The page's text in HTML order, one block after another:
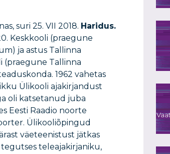
suri 25. VII 2018. Haridus.
Keskkooli (praegune
ja astus Tallinna
(praegune Tallinna
1962 vahetas
Ülikooli ajakirjandust
oli katsetanud juba
Eesti Raadio noorte
Ülikooliõpingud
väeteenistust jätkas
tegutses teleajakirjaniku,